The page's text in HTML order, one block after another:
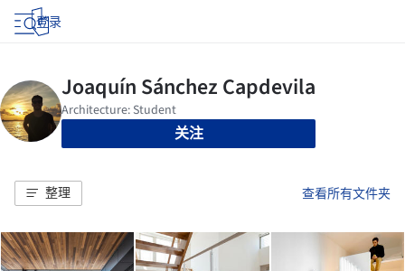
登录
关注
整理 查看所有文件夹